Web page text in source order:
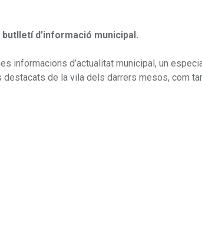
d’informació municipal.
informacions d’actualitat municipal, un
de la vila dels darrers mesos, com